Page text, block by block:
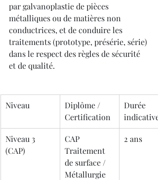
par galvanoplastie de pièces
métalliques ou de matières non
conductrices, et de conduire les
traitements (prototype, présérie, série)
dans le respect des règles de sécurité
et de qualité.
Niveau
Diplôme /
Certification
Durée
indicative
Niveau 3
(CAP)
CAP
Traitement
de surface /
Métallurgie
2 ans